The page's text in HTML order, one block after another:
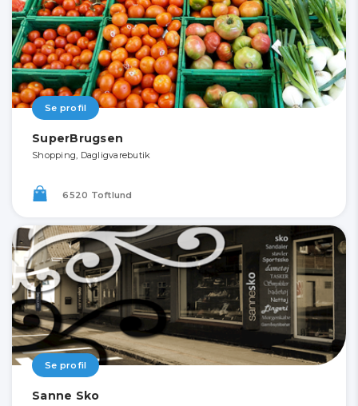
Se profil
SuperBrugsen
Shopping, Dagligvarebutik
6520 Toftlund
Se profil
Sanne Sko